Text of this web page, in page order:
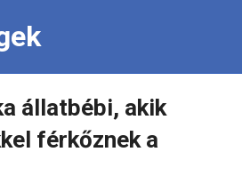
állatbébi, akik
férkőznek a